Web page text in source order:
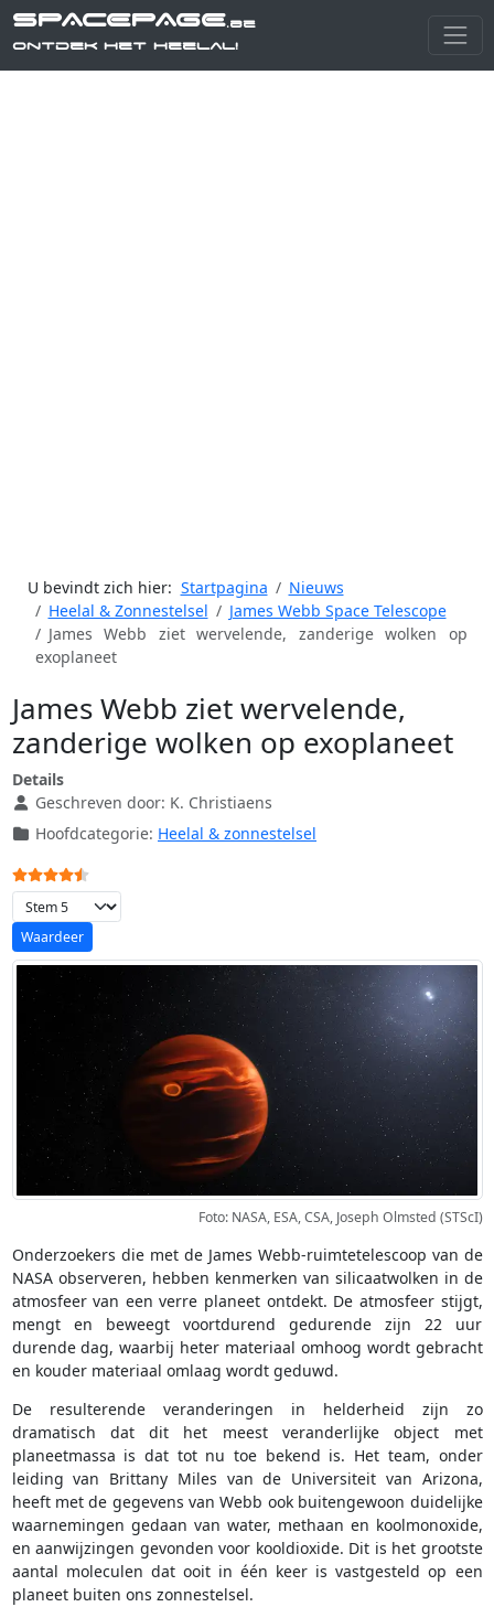
SPACEPAGE.be
Ontdek het heelal!
U bevindt zich hier: Startpagina
Nieuws
Heelal & Zonnestelsel
James Webb Space Telescope
James Webb ziet wervelende, zanderige wolken op
exoplaneet
James Webb ziet wervelende,
zanderige wolken op exoplaneet
Details
Geschreven door: K. Christiaens
Hoofdcategorie: Heelal & zonnestelsel
Gebruikerswaardering:
Voeg waardering toe
Foto: NASA, ESA, CSA, Joseph Olmsted (STScI)
Onderzoekers die met de James Webb-ruimtetelescoop van de
NASA observeren, hebben kenmerken van silicaatwolken in de
atmosfeer van een verre planeet ontdekt. De atmosfeer stijgt,
mengt en beweegt voortdurend gedurende zijn 22 uur
durende dag, waarbij heter materiaal omhoog wordt gebracht
en kouder materiaal omlaag wordt geduwd.
De resulterende veranderingen in helderheid zijn zo
dramatisch dat dit het meest veranderlijke object met
planeetmassa is dat tot nu toe bekend is. Het team, onder
leiding van Brittany Miles van de Universiteit van Arizona,
heeft met de gegevens van Webb ook buitengewoon duidelijke
waarnemingen gedaan van water, methaan en koolmonoxide,
en aanwijzingen gevonden voor kooldioxide. Dit is het grootste
aantal moleculen dat ooit in één keer is vastgesteld op een
planeet buiten ons zonnestelsel.